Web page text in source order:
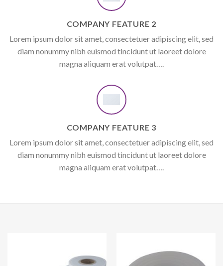
COMPANY FEATURE 2
Lorem ipsum dolor sit amet, consectetuer adipiscing elit, sed
diam nonummy nibh euismod tincidunt ut laoreet dolore
magna aliquam erat volutpat….
COMPANY FEATURE 3
Lorem ipsum dolor sit amet, consectetuer adipiscing elit, sed
diam nonummy nibh euismod tincidunt ut laoreet dolore
magna aliquam erat volutpat….